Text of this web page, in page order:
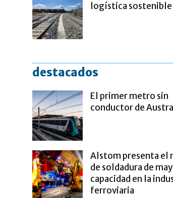
logística sostenible
destacados
El primer metro sin
conductor de
Alstom presenta el
de soldadura de
capacidad en la
ferroviaria